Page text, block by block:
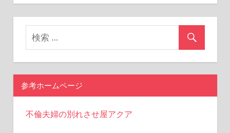
参考ホームページ
不倫夫婦の別れさせ屋アクア